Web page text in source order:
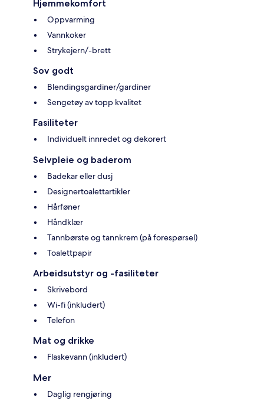
Hjemmekomfort
Oppvarming
Vannkoker
Strykejern/-brett
Sov godt
Blendingsgardiner/gardiner
Sengetøy av topp kvalitet
Fasiliteter
Individuelt innredet og dekorert
Selvpleie og baderom
Badekar eller dusj
Designertoalettartikler
Hårføner
Håndklær
Tannbørste og tannkrem (på forespørsel)
Toalettpapir
Arbeidsutstyr og -fasiliteter
Skrivebord
Wi-fi (inkludert)
Telefon
Mat og drikke
Flaskevann (inkludert)
Mer
Daglig rengjøring